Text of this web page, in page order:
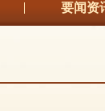
要闻资